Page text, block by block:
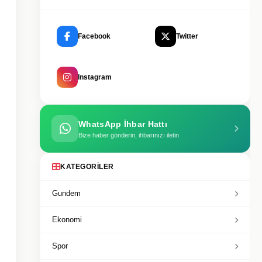
Facebook Twitter
Instagram
WhatsApp İhbar Hattı
Bize haber gönderin, ihbarınızı iletin
KATEGORILER
Gundem
Ekonomi
Spor